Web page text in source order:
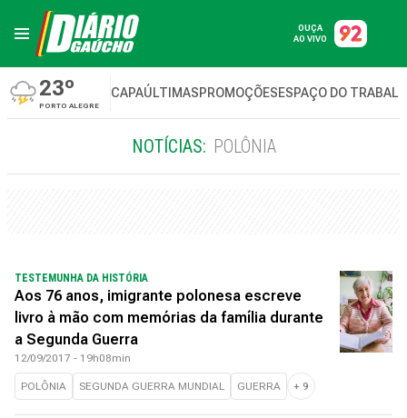
OUÇA
AO VIVO
23º
PORTO ALEGRE
CAPAÚLTIMASPROMOÇÕESESPAÇO DO
NOTÍCIAS: POLÔNIA
TESTEMUNHA DA HISTÓRIA
Aos 76 anos, imigrante polonesa escreve
livro à mão com memórias da família durante
a Segunda Guerra
12/09/2017 - 19h08min
POLÔNIA SEGUNDA GUERRA MUNDIAL GUERRA + 9